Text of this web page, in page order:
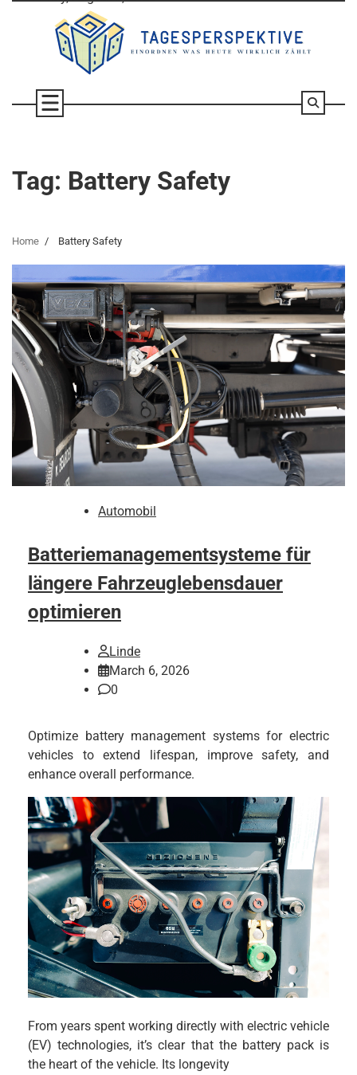
Tag: Battery Safety
Home Battery Safety
Automobil
Batteriemanagementsysteme für
längere Fahrzeuglebensdauer
optimieren
Linde
March 6, 2026
0
Optimize battery management systems for electric
vehicles to extend lifespan, improve safety, and
enhance overall performance.
From years spent working directly with electric vehicle
(EV) technologies, it’s clear that the battery pack is
the heart of the vehicle. Its longevity